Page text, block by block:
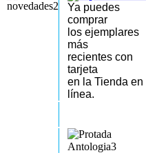
Ya puedes
comprar
los ejemplares
más
recientes con
tarjeta
en la Tienda en
línea.